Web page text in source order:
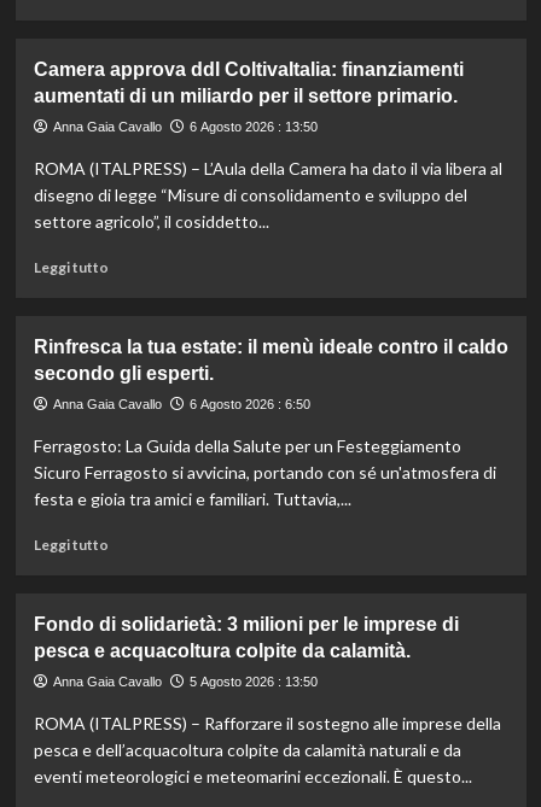
Mortadella
ritirata:
rischio
scopri
quali
marche
Camera approva ddl ColtivaItalia: finanziamenti
aumentati di un miliardo per il settore primario.
Anna Gaia Cavallo 6 Agosto 2026 : 13:50
ROMA (ITALPRESS) – L’Aula della Camera ha dato il via libera al
disegno di legge “Misure di consolidamento e sviluppo del
settore agricolo”, il cosiddetto...
Leggi tuttoLeggi
Camera
approva
ddl
finanziamenti
aumentati
di
primario.
Rinfresca la tua estate: il menù ideale contro il caldo
secondo gli esperti.
Anna Gaia Cavallo 6 Agosto 2026 : 6:50
Ferragosto: La Guida della Salute per un Festeggiamento
Sicuro Ferragosto si avvicina, portando con sé un'atmosfera di
festa e gioia tra amici e familiari. Tuttavia,...
Leggi tuttoLeggi
Rinfresca
la
tua
il
menù
ideale
Fondo di solidarietà: 3 milioni per le imprese di
pesca e acquacoltura colpite da calamità.
Anna Gaia Cavallo 5 Agosto 2026 : 13:50
ROMA (ITALPRESS) – Rafforzare il sostegno alle imprese della
pesca e dell’acquacoltura colpite da calamità naturali e da
eventi meteorologici e meteomarini eccezionali. È questo...